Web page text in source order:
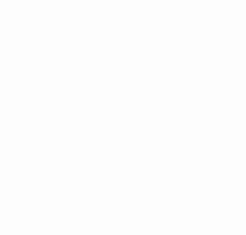
loại bỏ hàm lượng chất
bề mặt của nước thải từ
độ đục, COD, BOD5